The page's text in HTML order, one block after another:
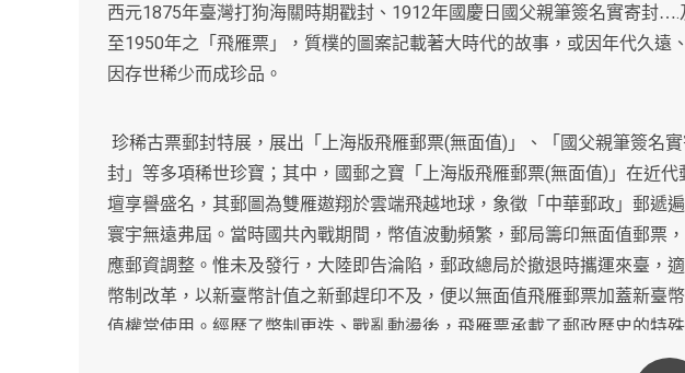
西元1875年臺灣打狗海關時期戳封、 1912年國慶日國父親筆簽名實寄封….
至1950年之「飛雁票」，質樸的圖案記載著大時代的故事，或因年代久遠
因存世稀少而成珍品。
珍稀古票郵封特展，展出「上海版飛雁郵票(無面值) 」、「國父親筆簽名
封」等多項稀世珍寶；其中，國郵之寶「上海版飛雁郵票(無面值) 」在近代
壇享譽盛名，其郵圖為雙雁遨翔於雲端飛越地球，象徵「中華郵政」郵遞
寰宇無遠弗屆。當時國共內戰期間，幣值波動頻繁，郵局籌印無面值郵票
應郵資調整。惟未及發行，大陸即告淪陷，郵政總局於撤退時攜運來臺，
幣制改革，以新臺幣計值之新郵趕印不及，便以無面值飛雁郵票加蓋新臺幣
值權當使用。經歷了幣制更迭、戰亂動盪後，飛雁票承載了郵政歷史的特
憶，成為國郵收藏中的翹楚。歡迎集郵同好，以郵增智，遨遊古今，從珍稀